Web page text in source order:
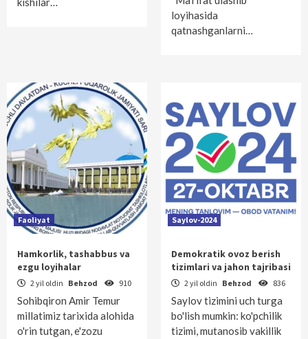
loyihasida
qatnashganlarni…
Faoliyat
Hamkorlik, tashabbus va
ezgu loyihalar
2 yil oldin Behzod 910
Sohibqiron Amir Temur
millatimiz tarixida alohida
o'rin tutgan, e'zozu
Saylov-2024
Demokratik ovoz berish
tizimlari va jahon tajribasi
2 yil oldin Behzod 836
Saylov tizimini uch turga
bo'lish mumkin: ko'pchilik
tizimi, mutanosib vakillik